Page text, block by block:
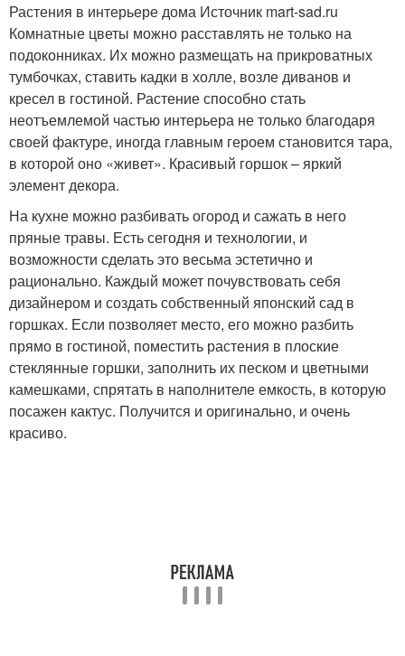
Растения в интерьере дома Источник mart-sad.ru
Комнатные цветы можно расставлять не только на
подоконниках. Их можно размещать на прикроватных
тумбочках, ставить кадки в холле, возле диванов и
кресел в гостиной. Растение способно стать
неотъемлемой частью интерьера не только благодаря
своей фактуре, иногда главным героем становится тара,
в которой оно «живет». Красивый горшок – яркий
элемент декора.
На кухне можно разбивать огород и сажать в него
пряные травы. Есть сегодня и технологии, и
возможности сделать это весьма эстетично и
рационально. Каждый может почувствовать себя
дизайнером и создать собственный японский сад в
горшках. Если позволяет место, его можно разбить
прямо в гостиной, поместить растения в плоские
стеклянные горшки, заполнить их песком и цветными
камешками, спрятать в наполнителе емкость, в которую
посажен кактус. Получится и оригинально, и очень
красиво.